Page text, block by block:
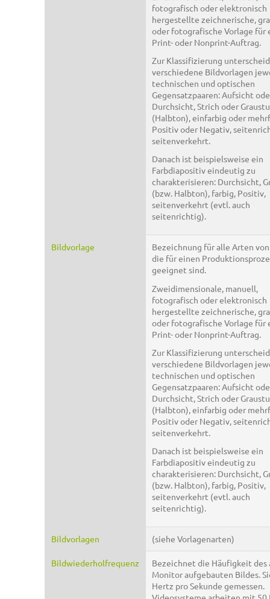
fotografisch oder elektronisch
hergestellte zeichnerische,
oder fotografische Vorlage für
Print- oder Nonprint-Auftrag.
Zur Klassifizierung
verschiedene Bildvorlagen
technischen und optischen
Gegensatzpaaren: Aufsicht
Durchsicht, Strich oder
(Halbton), einfarbig oder
Positiv oder Negativ,
seitenverkehrt.
Danach ist beispielsweise ein
Farbdiapositiv eindeutig zu
charakterisieren: Durchsicht,
(bzw. Halbton), farbig, Positiv,
seitenverkehrt (evtl. auch
seitenrichtig).
Bildvorlage
Bezeichnung für alle Arten
die für einen
geeignet sind.
Zweidimensionale, manuell,
fotografisch oder elektronisch
hergestellte zeichnerische,
oder fotografische Vorlage für
Print- oder Nonprint-Auftrag.
Zur Klassifizierung
verschiedene Bildvorlagen
technischen und optischen
Gegensatzpaaren: Aufsicht
Durchsicht, Strich oder
(Halbton), einfarbig oder
Positiv oder Negativ,
seitenverkehrt.
Danach ist beispielsweise ein
Farbdiapositiv eindeutig zu
charakterisieren: Durchsicht,
(bzw. Halbton), farbig, Positiv,
seitenverkehrt (evtl. auch
seitenrichtig).
Bildvorlagen (siehe Vorlagenarten)
Bildwiederholfrequenz
Bezeichnet die Häufigkeit des
Monitor aufgebauten Bildes.
Hertz pro Sekunde gemessen.